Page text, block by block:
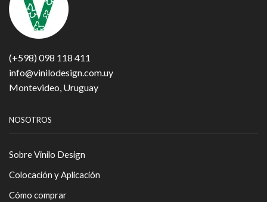
(+598) 098 118 411
info@vinilodesign.com.uy
Montevideo, Uruguay
NOSOTROS
Sobre Vinilo Design
Colocación y Aplicación
Cómo comprar